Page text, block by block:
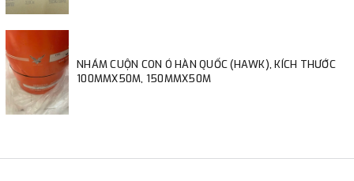
NHÁM CUỘN CON Ó HÀN QUỐC (HAWK), KÍCH THƯỚC
100MMX50M, 150MMX50M